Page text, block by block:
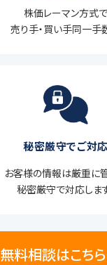
株価レーマン方式で
売り手・買い手同一手
秘密厳守でご対応
お客様の情報は厳重に
秘密厳守で対応します
無料相談はこち